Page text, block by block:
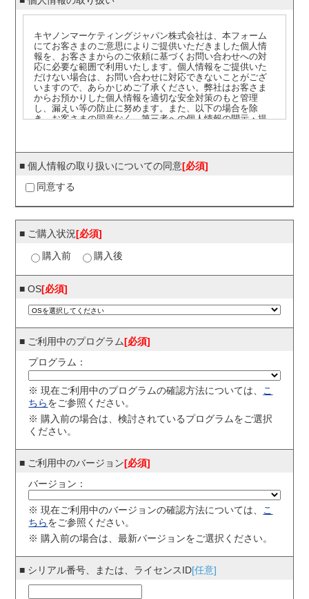
キヤノンマーケティングジャパン株式会社は、本フォーム
にてお客さまのご意思によりご提供いただきました個人情
報を、お客さまからのご依頼に基づくお問い合わせへの対
応に必要な範囲で利用いたします。個人情報をご提供いた
だけない場合は、お問い合わせに対応できないことがござ
いますので、あらかじめご了承ください。弊社はお客さま
からお預かりした個人情報を適切な安全対策のもと管理
し、漏えい等の防止に努めます。また、以下の場合を除
き、お客さまの同意なく、第三者への個人情報の開示・提
・上記利用目的を実施するために、適切な機密保持契約を
締結した業務委託先へ委託する必要がある場合
・上記利用目的の範囲内で利用するために、ご提供いただ
いた個人情報の全ての項目について、弊社のグループ会社
および既にお客さまとお取引のある販売店に、書面もしく
が適切である場合は、お客さまの個人情報をお客さまに代
わって弊社がその会社へ提供し、その会社から回答する場
【個人情報保護管理者】
ご提供頂いた個人情報の管理者は、キヤノンマーケティン
グジャパン株式会社 セキュリティソリューション企画本部
セキュリティソリューション企画第一課 課長です。
お客さまご自身の個人情報の開示・訂正・削除を希望され
る場合には、下記宛にご連絡下さい。
【お問い合せ先】
ESET法人向け製品サポートセンター TEL 0570-088-158
■ 個人情報の取り扱いについての同意[必須]
同意する
■ ご購入状況[必須]
購入前
購入後
■ OS[必須]
■ ご利用中のプログラム[必須]
プログラム：
※ 現在ご利用中のプログラムの確認方法については、 こ
ちらをご参照ください。
※ 購入前の場合は、検討されているプログラムをご選択
ください。
■ ご利用中のバージョン[必須]
バージョン：
※ 現在ご利用中のバージョンの確認方法については、 こ
ちらをご参照ください。
※ 購入前の場合は、最新バージョンをご選択ください。
■ シリアル番号、または、 ライセンスID[任意]